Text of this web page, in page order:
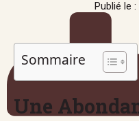
Publié le
Sommaire
Une